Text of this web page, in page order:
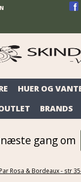
HUER OG
BRANDS
gang om
Rosa & Bordeaux - str